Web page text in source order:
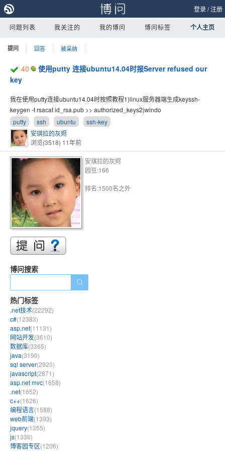
登录/注册
问题列表 我关注的 我的博问 博问标签 个人主页
提问 回答 被采纳
40
使用putty 连接ubuntu14.04时报Server refused our
key
我在使用putty连接ubuntu14.04时按照教程1)linux服务器端生成keyssh-
keygen -t rsacat id_rsa.pub >> authorized_keys2)windo
putty
ssh ubuntu
ssh-key
安琪拉的灰烬
浏览(3518) 11年前
安琪拉的灰烬
园豆:166
排名:1500名之外
博问搜索
热门标签
.net技术(22292)
c#(12383)
asp.net(11131)
网站开发(3610)
数据库(3365)
java(3190)
sql server(2920)
javascript(2871)
asp.net mvc(1658)
.net(1652)
c++(1626)
编程语言(1588)
web前端(1393)
jquery(1355)
js(1336)
博客园专区(1206)